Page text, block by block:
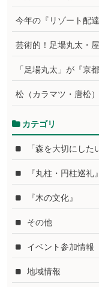
今年の『リゾート配
芸術的！足場丸太・
「足場丸太」が『
松（カラマツ・唐松
カテゴリ
「森を大切にした
『丸柱・円柱巡礼』
『木の文化』
その他
イベント参加情報
地域情報